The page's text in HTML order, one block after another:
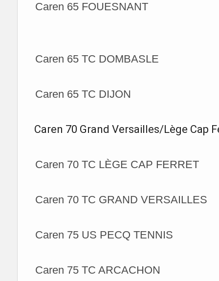
Caren 65 FOUESNANT
Caren 65 TC DOMBASLE
Caren 65 TC DIJON
Caren 70 Grand Versailles/Lège Cap
Caren 70 TC LÈGE CAP FERRET
Caren 70 TC GRAND VERSAILLES
Caren 75 US PECQ TENNIS
Caren 75 TC ARCACHON